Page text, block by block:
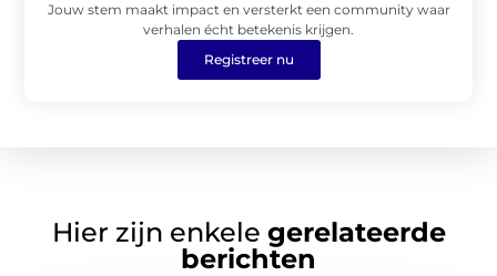
Jouw stem maakt impact en versterkt een community waar
verhalen écht betekenis krijgen.
Registreer nu
Hier zijn enkele gerelateerde
berichten